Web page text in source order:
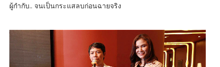
ผู้กำกับ.. จนเป็นกระแสลบก่อนฉายจริง